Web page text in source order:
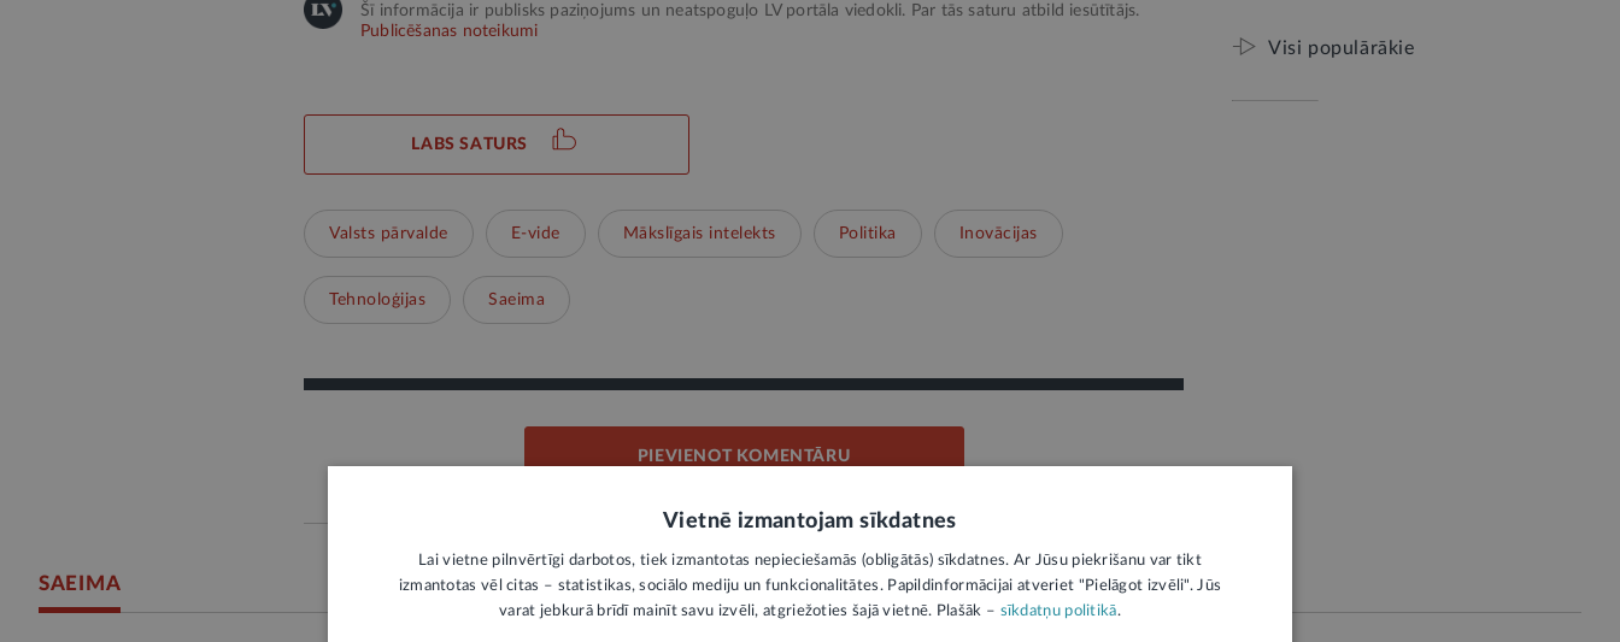
Šī informācija ir publisks paziņojums un neatspoguļo LV portāla viedokli. Par tās saturu atbild iesūtītājs.
Publicēšanas noteikumi
LABS SATURS
Valsts pārvalde E-vide Mākslīgais intelekts Politika Inovācijas
Tehnoloģijas Saeima
PIEVIENOT KOMENTĀRU
Visi populārākie
SAEIMA
Vietnē izmantojam sīkdatnes
Lai vietne pilnvērtīgi darbotos, tiek izmantotas nepieciešamās (obligātās) sīkdatnes. Ar Jūsu piekrišanu var tikt
izmantotas vēl citas – statistikas, sociālo mediju un funkcionalitātes. Papildinformācijai atveriet "Pielāgot izvēli". Jūs
varat jebkurā brīdī mainīt savu izvēli, atgriežoties šajā vietnē. Plašāk – sīkdatņu politikā.